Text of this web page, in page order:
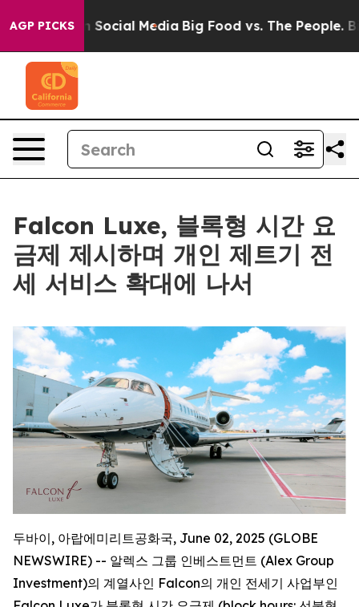
AGP PICKSon Social Media Big Food vs. The People. Big
Falcon Luxe, 블록형 시간 요
금제 제시하며 개인 제트기 전
세 서비스 확대에 나서
두바이, 아랍에미리트공화국, June 02, 2025 (GLOBE
NEWSWIRE) -- 알렉스 그룹 인베스트먼트 (Alex Group
Investment)의 계열사인 Falcon의 개인 전세기 사업부인